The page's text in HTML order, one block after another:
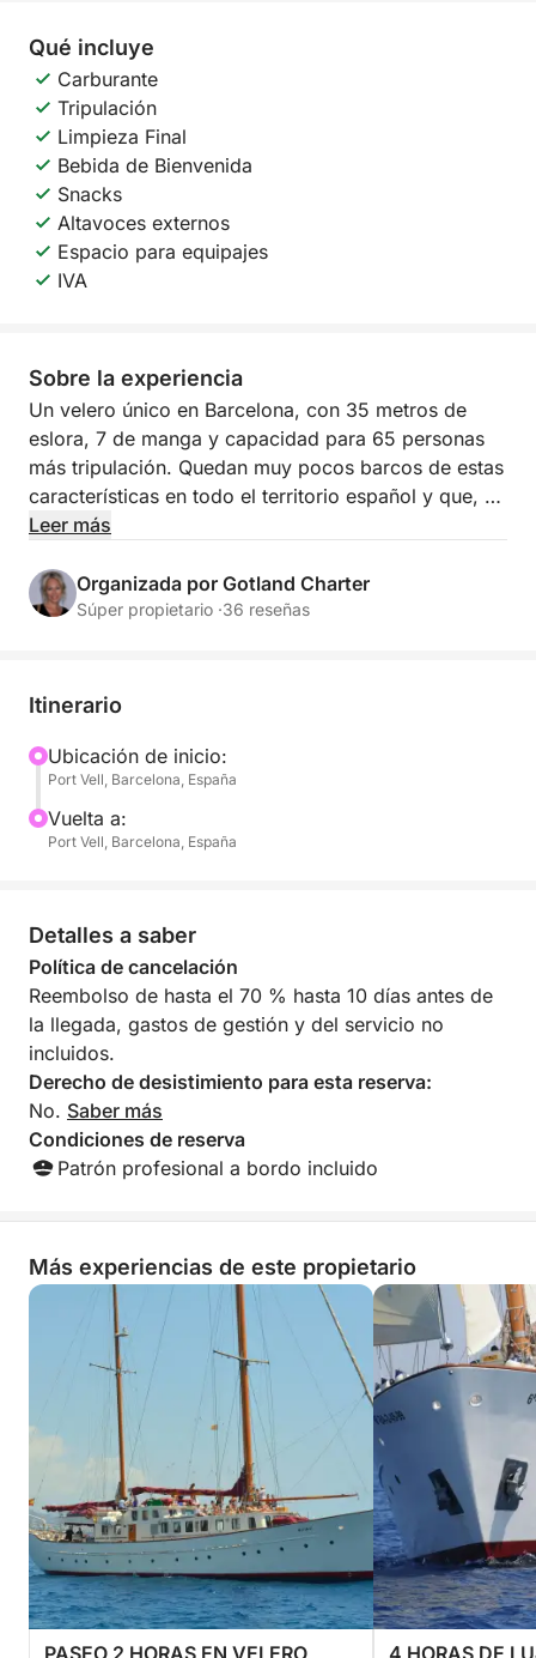
Qué incluye
Carburante
Tripulación
Limpieza Final
Bebida de Bienvenida
Snacks
Altavoces externos
Espacio para equipajes
IVA
Sobre la experiencia
Un velero único en Barcelona, con 35 metros de
eslora, 7 de manga y capacidad para 65 personas
más tripulación. Quedan muy pocos barcos de estas
características en todo el territorio español y que, a
su vez, puedan albergar a tanta gente!
- Cubierta principal: incluye dos salones comedor
con capacidad para 10 y 14 comensales, una amplia
- Cubierta superior: cuenta con una extensa zona
- Cubierta inferior: alberga los camarotes, la cocina
y la sala de máquinas.
Es el lugar perfecto para celebrar reuniones, bodas,
eventos corporativos y celebraciones particulares.
bienvenida y unos snacks para acompañar, la
bebida y la comida,junto con otros extras que
quieras añadir, se contratan aparte, una vez hecha la
reserva. Puedes añadir, comida, bebida, música en
directo...anímate!
Leer más
Organizada por Gotland Charter
Súper propietario ·36 reseñas
Itinerario
Ubicación de inicio:
Port Vell, Barcelona, España
Vuelta a:
Port Vell, Barcelona, España
Detalles a saber
Política de cancelación
Reembolso de hasta el 70 % hasta 10 días antes de
la llegada, gastos de gestión y del servicio no
incluidos.
Derecho de desistimiento para esta reserva:
No. Saber más
Condiciones de reserva
Patrón profesional a bordo incluido
Más experiencias de este propietario
PASEO 2 HORAS EN VELERO 4 HORAS DE